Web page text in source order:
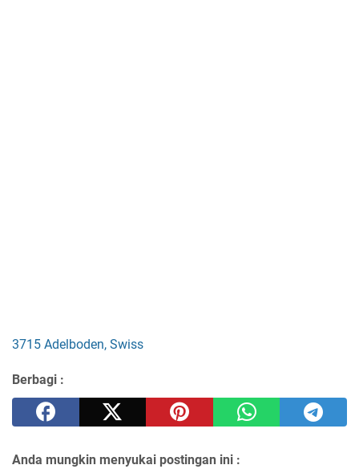
3715 Adelboden, Swiss
Berbagi :
Anda mungkin menyukai postingan ini :